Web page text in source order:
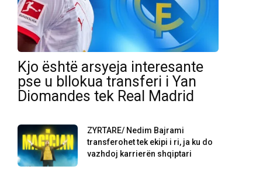
Kjo është arsyeja interesante
pse u bllokua transferi i Yan
Diomandes tek Real Madrid
ZYRTARE/ Nedim Bajrami
transferohet tek ekipi i ri, ja ku do
vazhdoj karrierën shqiptari